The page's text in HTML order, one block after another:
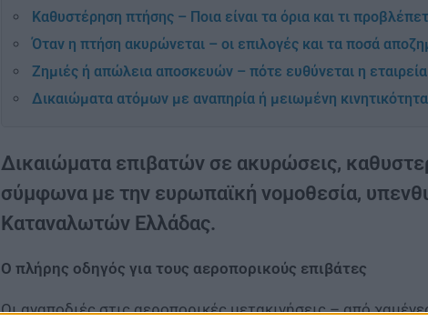
Καθυστέρηση πτήσης – Ποια είναι τα όρια και τι
Όταν η πτήση ακυρώνεται – οι επιλογές και τα ποσά
Ζημιές ή απώλεια αποσκευών – πότε ευθύνεται η εταιρεία
Δικαιώματα ατόμων με αναπηρία ή μειωμένη κινητικότητα
Δικαιώματα επιβατών σε ακυρώσεις,
σύμφωνα με την ευρωπαϊκή νομοθεσία,
Καταναλωτών Ελλάδας.
Ο πλήρης οδηγός για τους αεροπορικούς επιβάτες
Οι αναποδιές στις αεροπορικές μετακινήσεις – από